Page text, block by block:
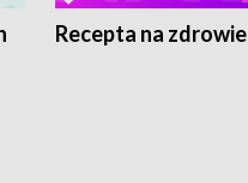
Recepta na zdrowie